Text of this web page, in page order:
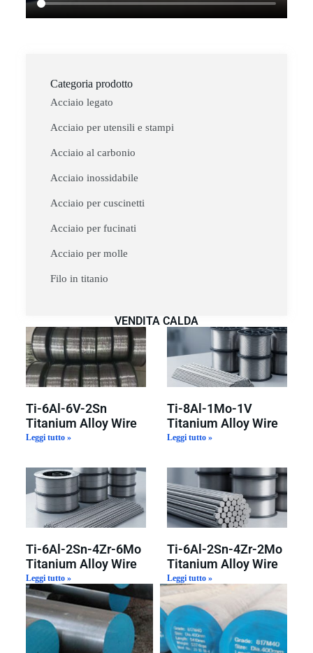
Categoria prodotto
Acciaio legato
Acciaio per utensili e stampi
Acciaio al carbonio
Acciaio inossidabile
Acciaio per cuscinetti
Acciaio per fucinati
Acciaio per molle
Filo in titanio
VENDITA CALDA
Ti-6Al-6V-2Sn
Titanium Alloy Wire
Leggi tutto »
Ti-8Al-1Mo-1V
Titanium Alloy Wire
Leggi tutto »
Ti-6Al-2Sn-4Zr-6Mo
Titanium Alloy Wire
Leggi tutto »
Ti-6Al-2Sn-4Zr-2Mo
Titanium Alloy Wire
Leggi tutto »